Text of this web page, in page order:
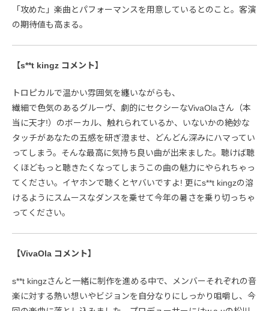
「攻めた」楽曲とパフォーマンスを用意しているとのこと。客演
の期待値も高まる。
【s**t kingz コメント】
トロピカルで温かい雰囲気を纏いながらも、
繊細で色気のあるグルーヴ、劇的にセクシーなVivaOlaさん（本
当に天才!）のボーカル、触れられているか、いないかの絶妙な
タッチがあなたの五感を研ぎ澄ませ、どんどん深みにハマってい
ってしまう。そんな最高に気持ち良い曲が出来ました。聴けば聴
くほどもっと聴きたくなってしまうこの曲の魅力にやられちゃっ
てください。イヤホンで聴くとヤバいですよ! 更にs**t kingzの溶
けるようにスムースなダンスを乗せて今年の暑さを乗り切っちゃ
ってください。
【VivaOla コメント】
s**t kingzさんと一緒に制作を進める中で、メンバーそれぞれの音
楽に対する熱い想いやビジョンを自分なりにしっかり咀嚼し、今